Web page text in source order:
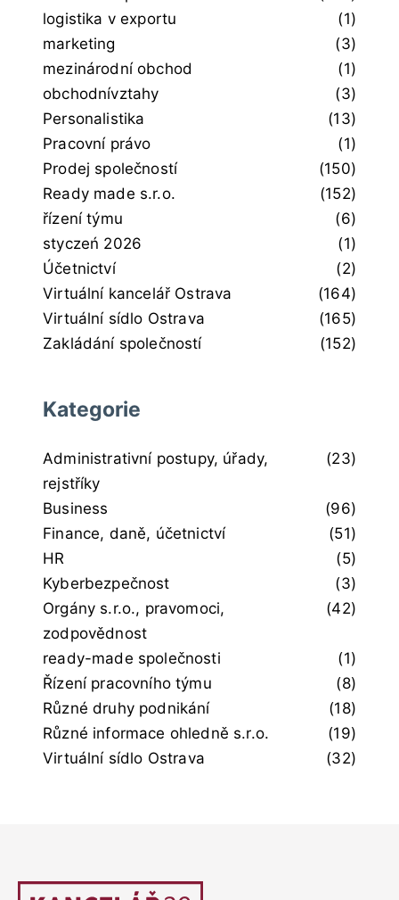
logistika v exportu
(1)
marketing
(3)
mezinárodní obchod
(1)
obchodnívztahy
(3)
Personalistika
(13)
Pracovní právo
(1)
Prodej společností
(150)
Ready made s.r.o.
(152)
řízení týmu
(6)
styczeń 2026
(1)
Účetnictví
(2)
Virtuální kancelář Ostrava
(164)
Virtuální sídlo Ostrava
(165)
Zakládání společností
(152)
Kategorie
Administrativní postupy, úřady,
rejstříky
(23)
Business
(96)
Finance, daně, účetnictví
(51)
HR
(5)
Kyberbezpečnost
(3)
Orgány s.r.o., pravomoci,
zodpovědnost
(42)
ready-made společnosti
(1)
Řízení pracovního týmu
(8)
Různé druhy podnikání
(18)
Různé informace ohledně s.r.o.
(19)
Virtuální sídlo Ostrava
(32)